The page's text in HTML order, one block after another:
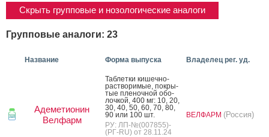
Скрыть групповые и нозологические аналоги
Групповые аналоги: 23
Название Форма выпуска Владелец рег. уд.
Адеметионин
Велфарм
Таб­летки ки­шеч­но­
рас­тво­римые, пок­ры­
тые пле­ноч­ной обо­
лоч­кой, 400 мг: 10, 20,
30, 40, 50, 60, 70, 80,
90 или 100 шт.
РУ: ЛП-№(007855)-
(РГ-RU) от 28.11.24
ВЕЛФАРМ (Россия)